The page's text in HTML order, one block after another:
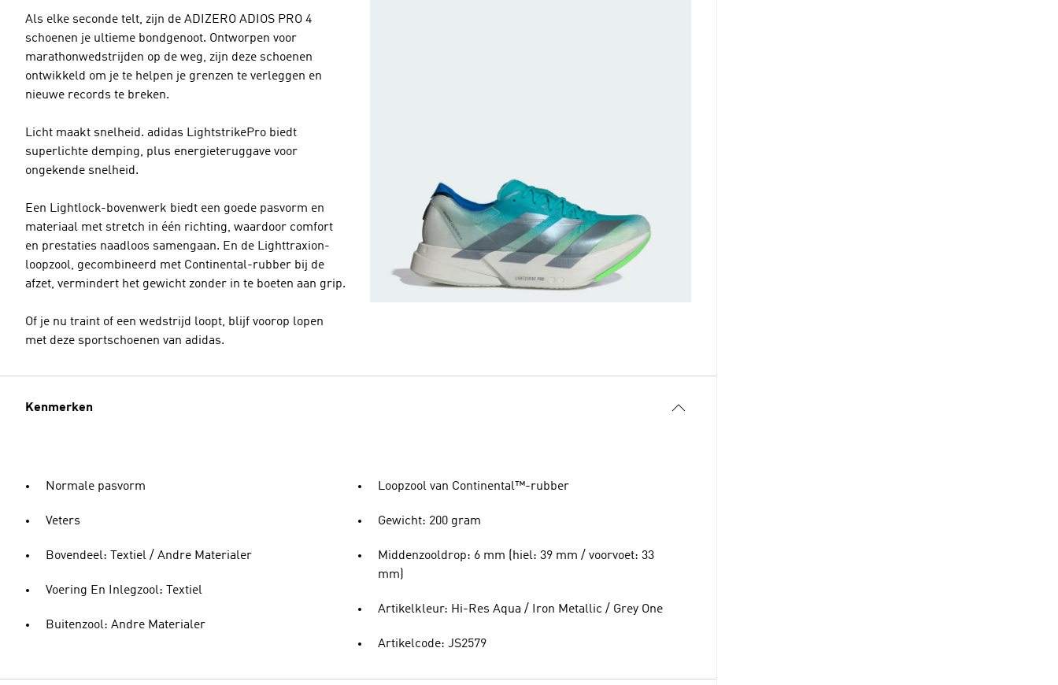
Als elke seconde telt, zijn de ADIZERO ADIOS PRO 4
schoenen je ultieme bondgenoot. Ontworpen voor
marathonwedstrijden op de weg, zijn deze schoenen
ontwikkeld om je te helpen je grenzen te verleggen en
nieuwe records te breken.
Licht maakt snelheid. adidas LightstrikePro biedt
superlichte demping, plus energieteruggave voor
ongekende snelheid.
Een Lightlock-bovenwerk biedt een goede pasvorm en
materiaal met stretch in één richting, waardoor comfort
en prestaties naadloos samengaan. En de Lighttraxion-
loopzool, gecombineerd met Continental-rubber bij de
afzet, vermindert het gewicht zonder in te boeten aan grip.
Of je nu traint of een wedstrijd loopt, blijf voorop lopen
met deze sportschoenen van adidas.
Kenmerken
Normale pasvorm
Veters
Bovendeel: Textiel / Andre Materialer
Voering En Inlegzool: Textiel
Buitenzool: Andre Materialer
Loopzool van Continental™-rubber
Gewicht: 200 gram
Middenzooldrop: 6 mm (hiel: 39 mm / voorvoet: 33
mm)
Artikelkleur: Hi-Res Aqua / Iron Metallic / Grey One
Artikelcode: JS2579